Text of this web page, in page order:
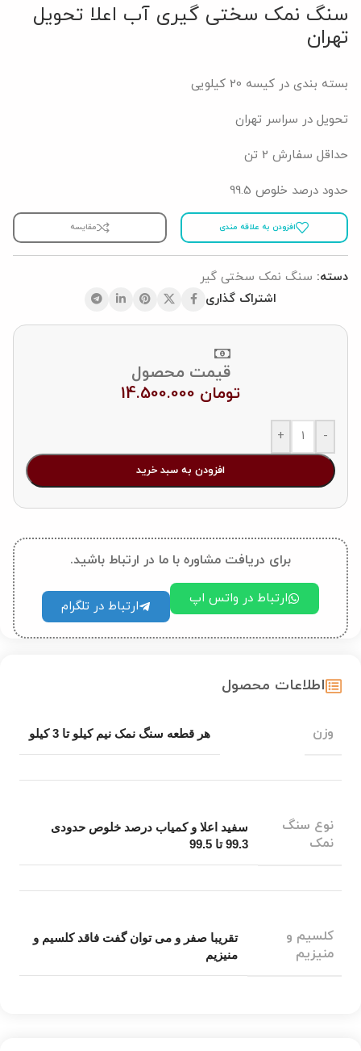
سنگ نمک سختی گیری آب اعلا تحویل
تهران
بسته بندی در کیسه 20 کیلویی
تحویل در سراسر تهران
حداقل سفارش 2 تن
حدود درصد خلوص 99.5
افزودن به علاقه مندی مقایسه
دسته: سنگ نمک سختی گیر
اشتراک گذاری
قیمت محصول
تومان
-
+
افزودن به سبد خرید
برای دریافت مشاوره با ما در ارتباط باشید.
ارتباط در واتس اپ ارتباط در تلگرام
اطلاعات محصول
وزن هر قطعه سنگ نمک نیم کیلو تا 3 کیلو
نوع سنگ
نمک
سفید اعلا و کمیاب درصد خلوص حدودی
99.3 تا 99.5
کلسیم و
منیزیم
تقریبا صفر و می توان گفت فاقد کلسیم و
منیزیم